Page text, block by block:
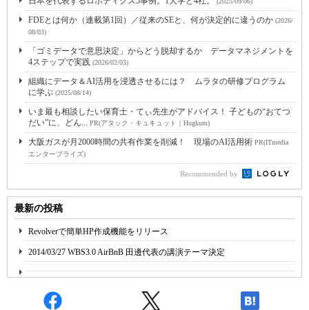
FDEとは何か（連載第1回）／従来のSEと、何が決定的に違うのか (2026/
08/03)
「ゴミデータで意思決定」からどう脱却するか データマネジメントを
4ステップで実践 (2026/02/03)
組織にデータ＆AI活用を浸透させるには？ ムラタの研修プログラム
に学ぶ (2025/08/14)
いま最も相談したい保育士・てぃ先生がアドバイス！ 子どもの“おてつ
だい”に、どん... PR(アタック・キュキュット｜Hugkum)
大阪ガスが月2000時間の共有作業を削減！ 現場のAI活用術 PR(ITmedia
エンタープライズ)
Recommended by
最新の投稿
Revolverで簡単HP作成機能をリリース
2014/03/27 WBS3.0 AirBnB 田邊代表の講演テーマ決定